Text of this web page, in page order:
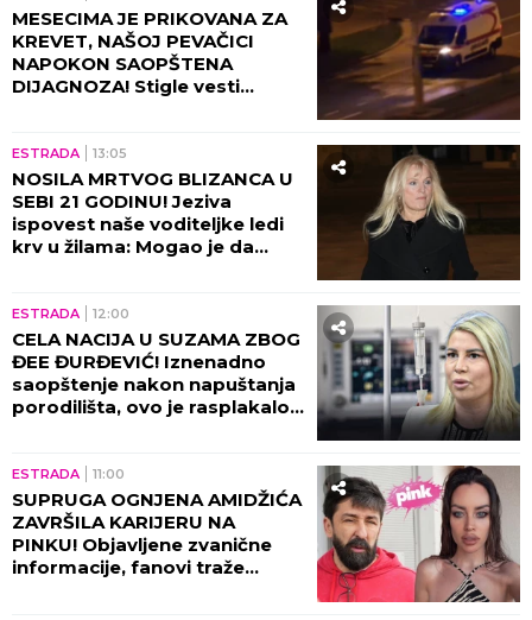
MESECIMA JE PRIKOVANA ZA
KREVET, NAŠOJ PEVAČICI
NAPOKON SAOPŠTENA
DIJAGNOZA! Stigle vesti
ESTRADA 13:05
NOSILA MRTVOG BLIZANCA U
SEBI 21 GODINU! Jeziva
ispovest naše voditeljke ledi
krv u žilama: Mogao je da
ESTRADA 12:00
CELA NACIJA U SUZAMA ZBOG
ĐEE ĐURĐEVIĆ! Iznenadno
saopštenje nakon napuštanja
porodilišta, ovo je rasplakalo
ESTRADA 11:00
SUPRUGA OGNJENA AMIDŽIĆA
ZAVRŠILA KARIJERU NA
PINKU! Objavljene zvanične
informacije, fanovi traže